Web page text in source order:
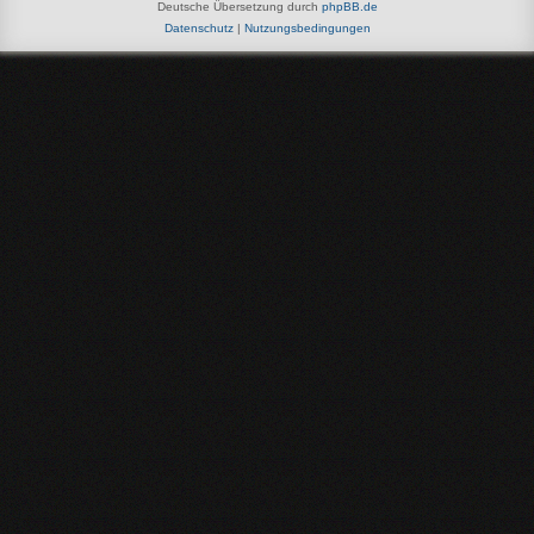
Deutsche Übersetzung durch phpBB.de
Datenschutz| Nutzungsbedingungen